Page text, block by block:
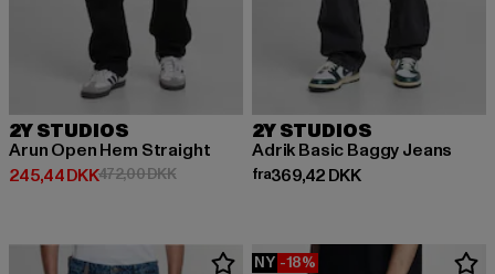
2Y STUDIOS
Arun Open Hem Straight
245,44 DKK
Nuværende pris: 245,44 DKK
472,00 DKKKampagnepris: 472,00 DKK
2Y STUDIOS
Adrik Basic Baggy Jeans
fra369,42 DKK
Nuværende pris: Fra 369,42
NY -18%